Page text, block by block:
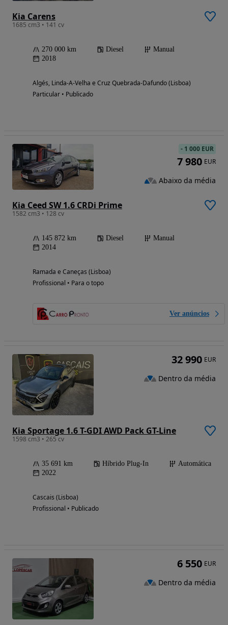
Kia Carens
1685 cm3 • 141 cv
270 000 km Diesel
Manual
2018
Algés, Linda-A-Velha e Cruz Quebrada-Dafundo (Lisboa)
Particular • Publicado
Kia Ceed SW 1.6 CRDi Prime
1582 cm3 • 128 cv
145 872 km Diesel
Manual
2014
Ramada e Caneças (Lisboa)
Profissional • Para o topo
Ver anúncios
- 1 000 EUR
7 980 EUR
Abaixo da média
Kia Sportage 1.6 T-GDI AWD Pack GT-Line
1598 cm3 • 265 cv
35 691 km Híbrido Plug-In
Automática
2022
Cascais (Lisboa)
Profissional • Publicado
32 990 EUR
Dentro da média
6 550 EUR
Dentro da média